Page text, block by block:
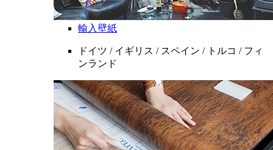
輸入壁紙
ドイツ / イギリス / スペイン / トルコ / フィ
ンランド